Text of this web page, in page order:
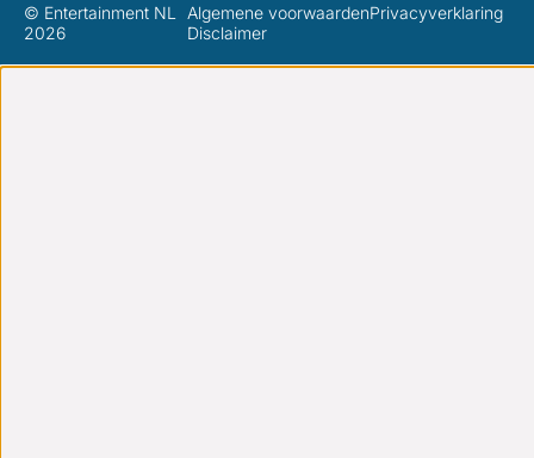
© Entertainment NL
2026
Algemene voorwaardenPrivacyverklaring
Disclaimer